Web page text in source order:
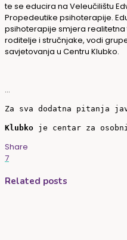
te se educira na Veleučilištu
Propedeutike psihoterapije.
psihoterapije smjera
roditelje i stručnjake, vodi
savjetovanja u Centru Klubko.
…
Za sva dodatna pitanja
Klubko je centar za
Share
7
Related posts